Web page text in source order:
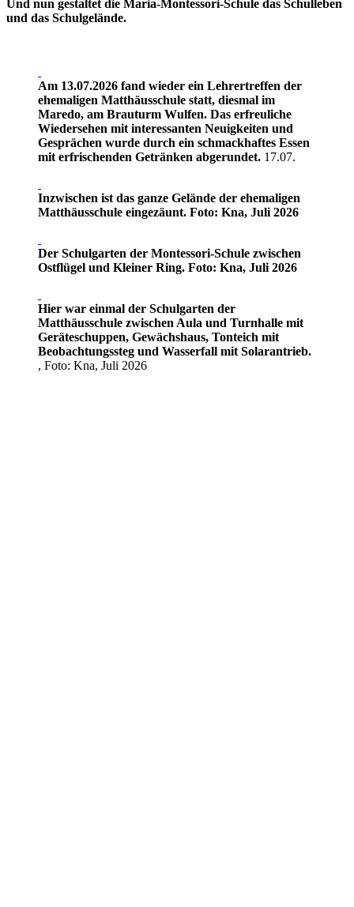
Und nun gestaltet die Maria-Montessori-Schule das Schulleben
und das Schulgelände.
Am 13.07.2026 fand wieder ein Lehrertreffen der
ehemaligen Matthäusschule statt, diesmal im
Maredo, am Brauturm Wulfen. Das erfreuliche
Wiedersehen mit interessanten Neuigkeiten und
Gesprächen wurde durch ein schmackhaftes Essen
mit erfrischenden Getränken abgerundet. 17.07.
Inzwischen ist das ganze Gelände der ehemaligen
Matthäusschule eingezäunt. Foto: Kna, Juli 2026
Der Schulgarten der Montessori-Schule zwischen
Ostflügel und Kleiner Ring. Foto: Kna, Juli 2026
Hier war einmal der Schulgarten der
Matthäusschule zwischen Aula und Turnhalle mit
Geräteschuppen, Gewächshaus, Tonteich mit
Beobachtungssteg und Wasserfall mit Solarantrieb.
, Foto: Kna, Juli 2026